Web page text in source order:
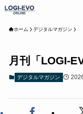
ホーム デジタルマガジン
月刊「LOGI-
デジタルマガジン